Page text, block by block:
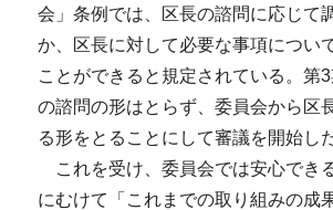
会」条例では、区長の諮問に応じて
か、区長に対して必要な事項につい
ことができると規定されている。第
の諮問の形はとらず、委員会から区
る形をとることにして審議を開始した
これを受け、委員会では安心でき
にむけて「これまでの取り組みの成